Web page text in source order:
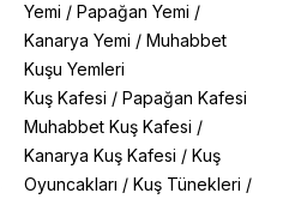
Yemi / Papağan Yemi /
Kanarya Yemi / Muhabbet
Kuşu Yemleri
Kuş Kafesi / Papağan Kafesi
Muhabbet Kuş Kafesi /
Kanarya Kuş Kafesi / Kuş
Oyuncakları / Kuş Tünekleri /